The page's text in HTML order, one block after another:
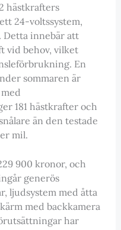
hästkrafters
24-voltssystem,
Detta innebär att
vid behov, vilket
En
sommaren är
181 hästkrafter och
än den testade
mil.
900 kronor, och
generös
ljudsystem med åtta
med backkamera
har